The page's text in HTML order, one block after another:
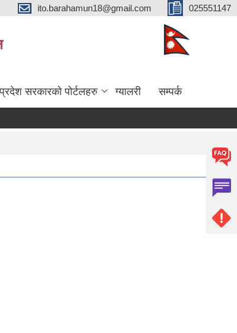
ito.barahamun18@gmail.com 025551147
सरकारको पोर्टलहरु ग्यालरी सम्पर्क